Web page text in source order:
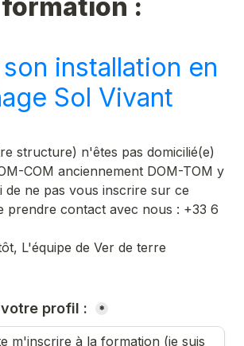
installation en
Sol Vivant
structure) n'êtes pas domicilié(e)
COM anciennement DOM-TOM y
de ne pas vous inscrire sur ce
prendre contact avec nous : +33 6
L'équipe de Ver de terre
profil : *
m'inscrire à la formation (je suis